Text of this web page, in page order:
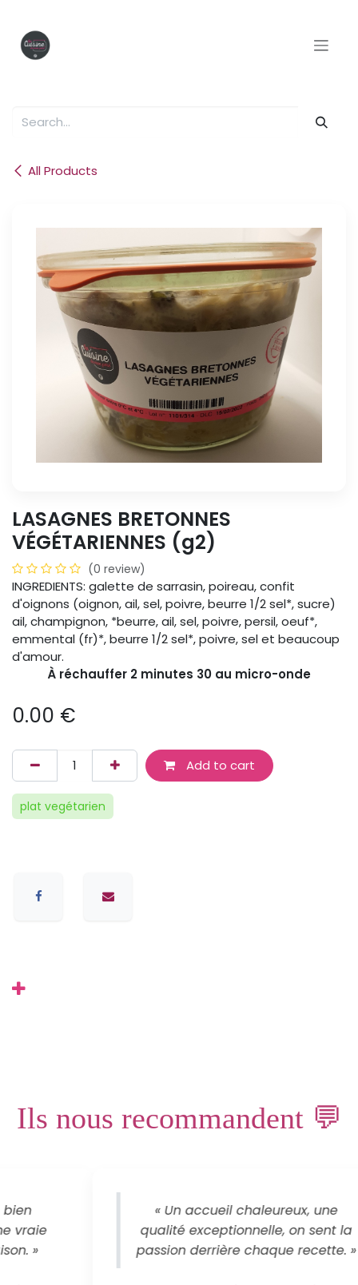
All Products
LASAGNES BRETONNES
VÉGÉTARIENNES (g2)
(0 review)
INGREDIENTS: galette de sarrasin, poireau, confit
d'oignons (oignon, ail, sel, poivre, beurre 1/2 sel*, sucre)
ail, champignon, *beurre, ail, sel, poivre, persil, oeuf*,
emmental (fr)*, beurre 1/2 sel*, poivre, sel et beaucoup
d'amour.
À réchauffer 2 minutes 30 au micro-onde
0.00 €
Add to cart
plat vegétarien
Ils nous recommandent 💬
vraie
»
« Un accueil chaleureux, une
qualité exceptionnelle, on sent la
passion derrière chaque recette. »